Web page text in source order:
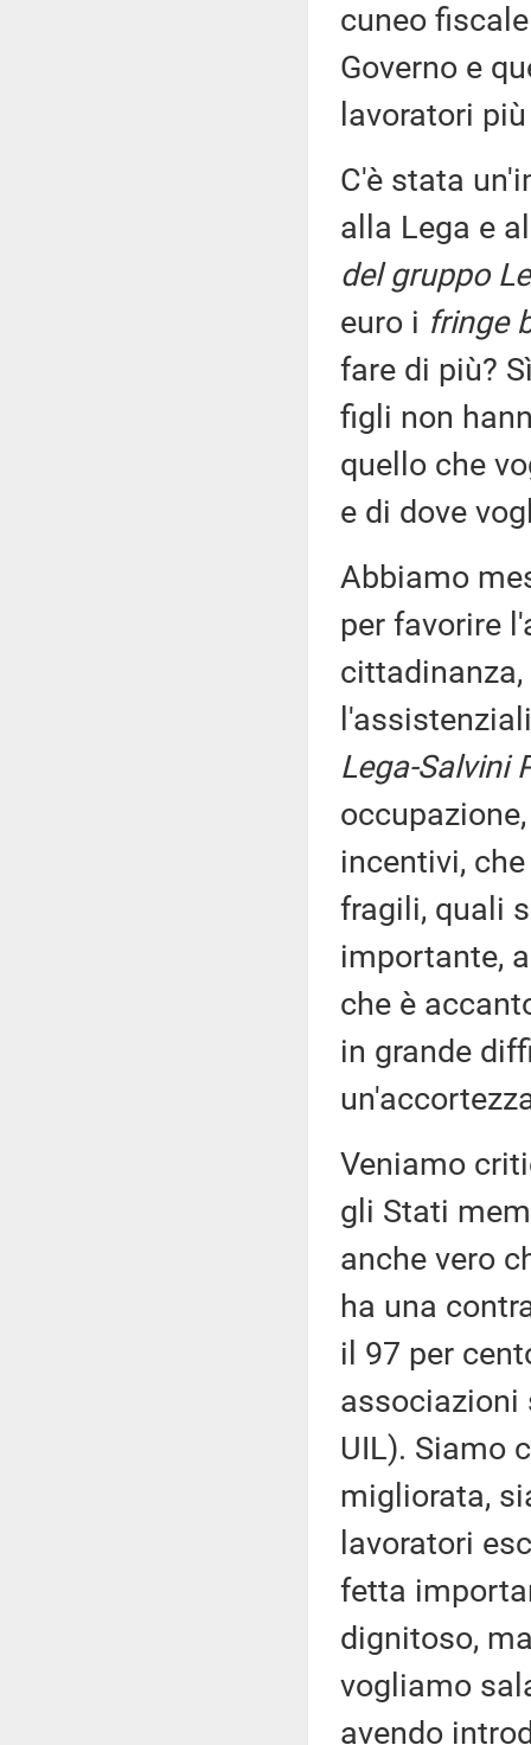
cuneo
Governo e
lavoratori
C'è stata
alla Lega e
del gruppo
euro i fringe
fare di più?
figli non
quello che
e di dove
Abbiamo
per favorire
Lega-Salvini
incentivi,
fragili, quali
importante,
che è
in grande
Veniamo
gli Stati
anche vero
ha una
il 97 per
associazioni
UIL). Siamo
migliorata,
lavoratori
fetta
dignitoso,
vogliamo
avendo